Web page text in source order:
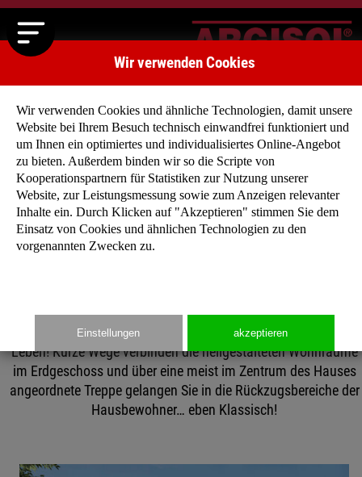
Klassische Häuser
Egal was Sie suchen, Sattel-, Walm- oder Pultdach,
m² oder 145 m², bei unseren klassischen Häusern
werden Sie fündig! Stöbern Sie doch einfach mal
Unsere durchdachten Grundrisse lassen Ihnen Platz zum
Leben! Kurze Wege verbinden die hellgestalteten Wohnräume
im Erdgeschoss und über eine meist im Zentrum des Hauses
angeordnete Treppe gelangen Sie in die Rückzugsbereiche der
Hausbewohner… eben Klassisch!
Wir verwenden Cookies
Wir verwenden Cookies und ähnliche Technologien, damit unsere
Website bei Ihrem Besuch technisch einwandfrei funktioniert und
um Ihnen ein optimiertes und individualisiertes Online-Angebot
zu bieten. Außerdem binden wir so die Scripte von
Kooperationspartnern für Statistiken zur Nutzung unserer
Website, zur Leistungsmessung sowie zum Anzeigen relevanter
Inhalte ein. Durch Klicken auf "Akzeptieren" stimmen Sie dem
Einsatz von Cookies und ähnlichen Technologien zu den
vorgenannten Zwecken zu.
Einstellungen akzeptieren